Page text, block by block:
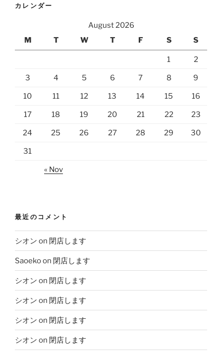
カレンダー
August 2026
M
T W T F S S
1 2
3 4 5 6 7 8 9
10 11 12 13 14 15 16
17 18 19 20 21 22 23
24 25 26 27 28 29 30
31
« Nov
最近のコメント
シオン on 閉店します
Saoekoon 閉店します
シオン on 閉店します
シオン on 閉店します
シオン on 閉店します
シオン on 閉店します